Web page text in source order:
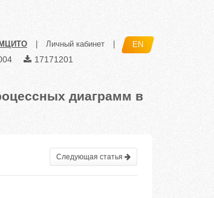
Личный кабинет EN
17171201
диаграмм в
Следующая статья